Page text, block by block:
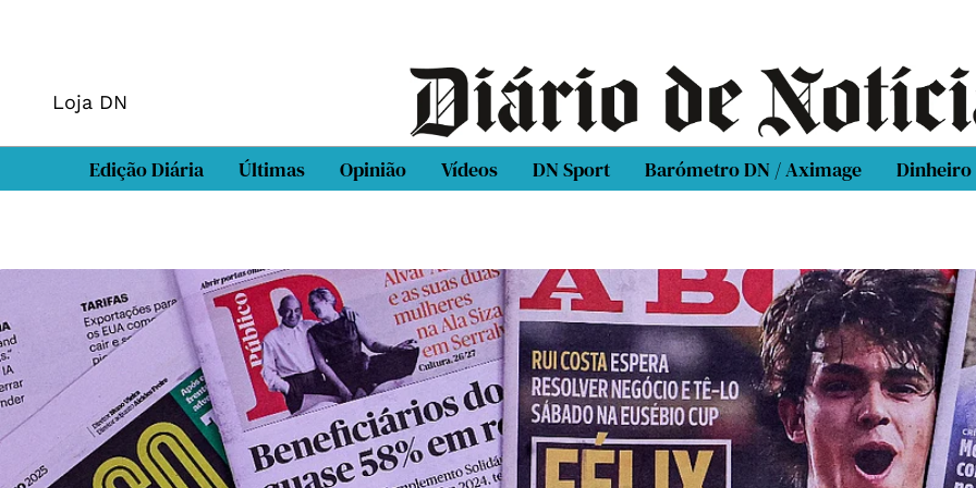
Loja DN
Edição Diária Últimas Opinião Vídeos DN Sport Barómetro DN / Aximage Dinheiro